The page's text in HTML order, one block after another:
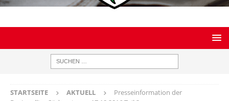
STARTSEITE AKTUELL
Presseinformation der